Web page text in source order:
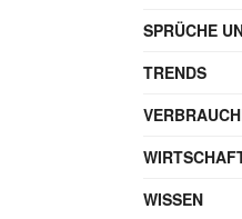
SPRÜCHE
TRENDS
WISSEN